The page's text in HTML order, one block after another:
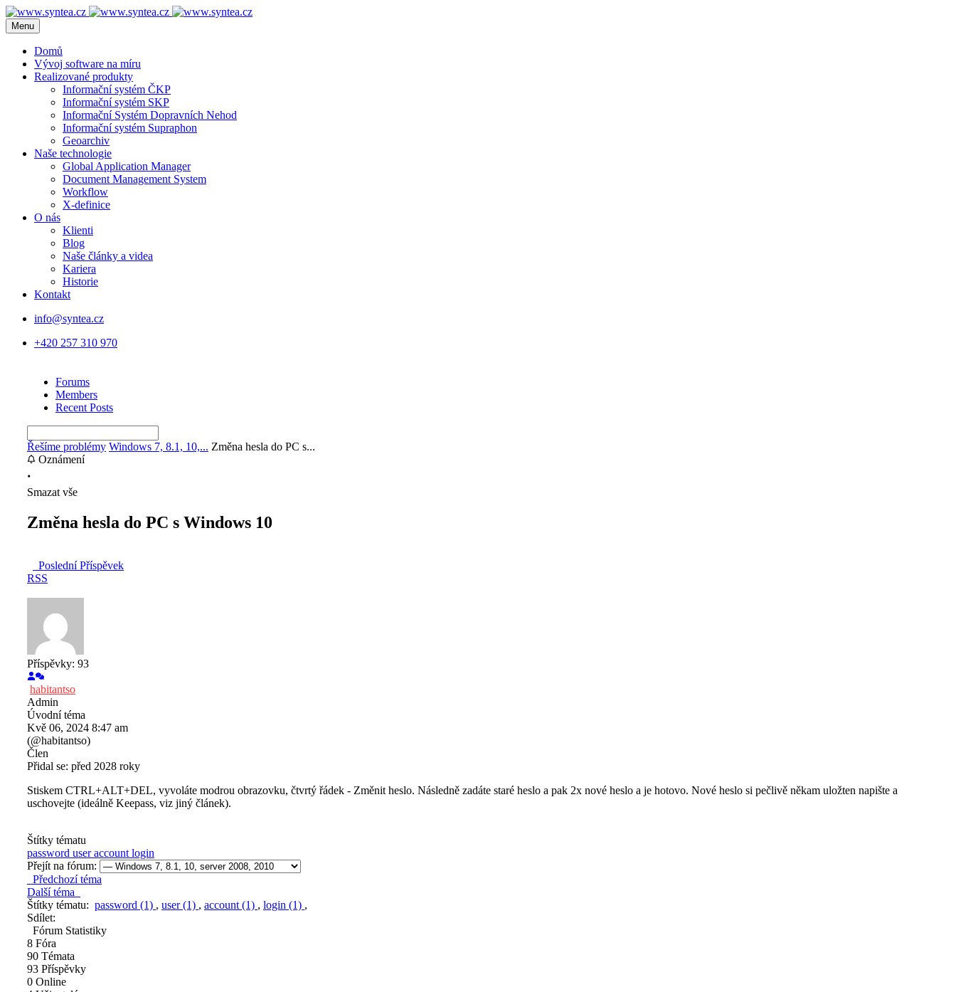
Menu
Domů
Vývoj software na míru
Realizované produkty
Informační systém ČKP
Informační systém SKP
Informační Systém Dopravních Nehod
Informační systém Supraphon
Geoarchiv
Naše technologie
Global Application Manager
Document Management System
Workflow
X-definice
O nás
Klienti
Blog
Naše články a videa
Kariera
Historie
Kontakt
info@syntea.cz
+420 257 310 970
Forums
Members
Recent Posts
Řešíme problémy Windows 7, 8.1, 10,... Změna hesla do PC s...
Oznámení
Smazat vše
Změna hesla do PC s Windows 10
Poslední Příspěvek
RSS
Příspěvky: 93
habitantso
Admin
Úvodní téma
Kvě 06, 2024 8:47 am
(@habitantso)
Člen
Přidal se: před 2028 roky
Stiskem CTRL+ALT+DEL, vyvoláte modrou obrazovku, čtvrtý řádek - Změnit heslo. Následně zadáte staré heslo a pak 2x nové heslo a je hotovo. Nové heslo si pečlivě někam uložten napište a
uschovejte (ideálně Keepass, viz jiný článek).
Štítky tématu
password useraccount login
Přejít na fórum:
Předchozí téma
Další téma
Štítky tématu: password (1) , user (1) , account (1) , login (1) ,
Sdílet:
Fórum Statistiky
8 Fóra
90 Témata
93 Příspěvky
0 Online